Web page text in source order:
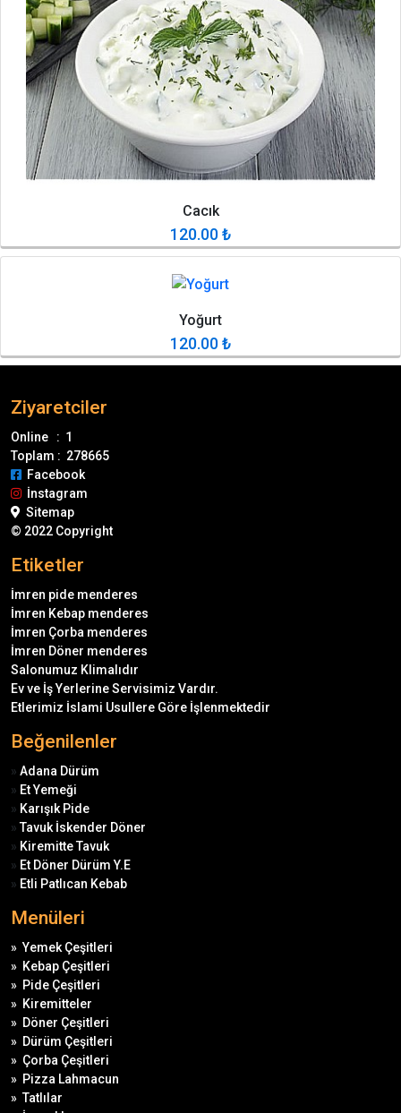
Cacık
120.00₺
Yoğurt
120.00₺
Ziyaretciler
Online : 1
Toplam : 278665
Facebook
İnstagram
Sitemap
© 2022 Copyright
Etiketler
İmren pide menderes
İmren Kebap menderes
İmren Çorba menderes
İmren Döner menderes
Salonumuz Klimalıdır
Ev ve İş Yerlerine Servisimiz Vardır.
Etlerimiz İslami Usullere Göre İşlenmektedir
Beğenilenler
» Adana Dürüm
» Et Yemeği
» Karışık Pide
»Tavuk İskender Döner
» Kiremitte Tavuk
» Et Döner Dürüm Y.E
» Etli Patlıcan Kebab
Menüleri
»Yemek Çeşitleri
» Kebap Çeşitleri
» Pide Çeşitleri
» Kiremitteler
» Döner Çeşitleri
» Dürüm Çeşitleri
» Çorba Çeşitleri
» Pizza Lahmacun
»Tatlılar